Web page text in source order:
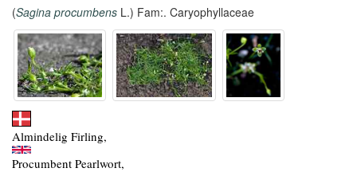
(Sagina procumbens L.) Fam:. Caryophyllaceae
Almindelig Firling,
Procumbent Pearlwort,